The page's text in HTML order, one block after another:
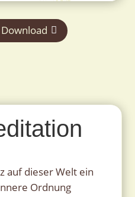
auf dieser Welt ein
Ordnung